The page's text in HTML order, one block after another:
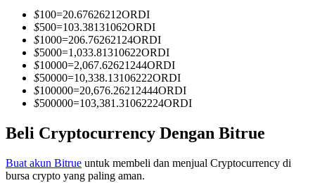
Informasi
$100=20.67626212ORDI
$500=103.38131062ORDI
$1000=206.76262124ORDI
$5000=1,033.81310622ORDI
$10000=2,067.62621244ORDI
$50000=10,338.13106222ORDI
$100000=20,676.26212444ORDI
$500000=103,381.31062224ORDI
Beli Cryptocurrency Dengan Bitrue
Buat akun Bitrue untuk membeli dan menjual Cryptocurrency di
bursa crypto yang paling aman.